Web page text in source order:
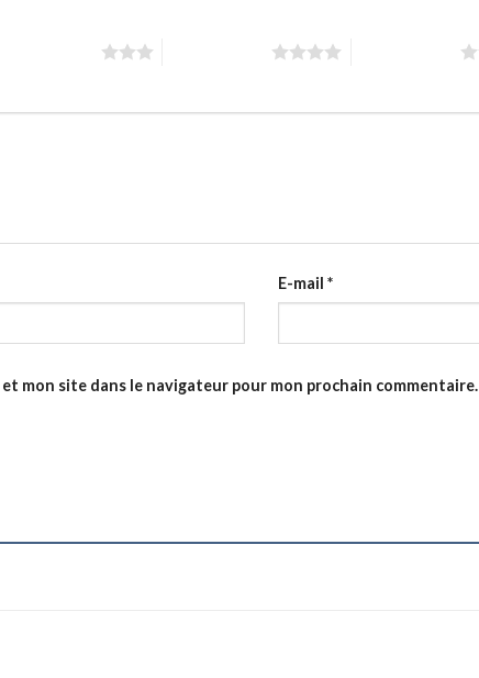
E-mail *
mon site dans le navigateur pour mon prochain commentaire.